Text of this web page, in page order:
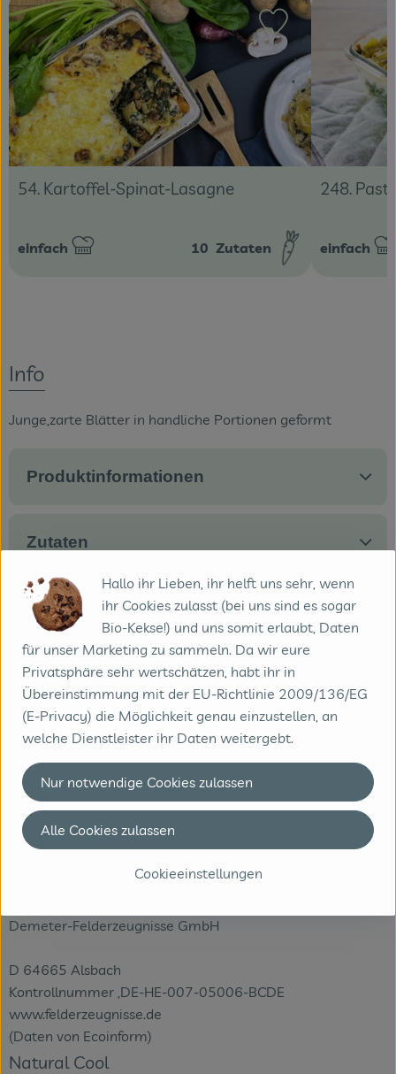
54. Kartoffel-Spinat-Lasagne
Schwierigkeit:
einfach 10 Zutaten
248.
einfach
Info
Junge,zarte Blätter in handliche Portionen geformt
Produktinformationen
Zutaten
Nährwert-Info
Produktdatenblatt
Herkunft
Hersteller: Natural Cool
Diverse
Demeter-Felderzeugnisse GmbH
D 64665 Alsbach
Kontrollnummer ,DE-HE-007-05006-BCDE
www.felderzeugnisse.de
(Daten von Ecoinform)
Natural Cool
Hallo ihr Lieben, ihr helft uns sehr, wenn
ihr Cookies zulasst (bei uns sind es sogar
Bio-Kekse!) und uns somit erlaubt, Daten
für unser Marketing zu sammeln. Da wir eure
Privatsphäre sehr wertschätzen, habt ihr in
Übereinstimmung mit der EU-Richtlinie 2009/136/EG
(E-Privacy) die Möglichkeit genau einzustellen, an
welche Dienstleister ihr Daten weitergebt.
Cookieeinstellungen
Nur notwendige Cookies zulassen
Alle Cookies zulassen